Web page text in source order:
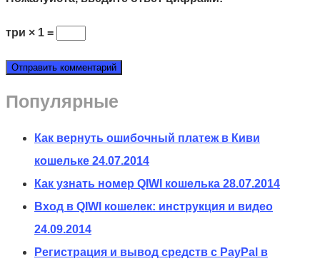
три × 1 =
Популярные
Как вернуть ошибочный платеж в Киви
кошельке 24.07.2014
Как узнать номер QIWI кошелька 28.07.2014
Вход в QIWI кошелек: инструкция и видео
24.09.2014
Регистрация и вывод средств с PayPal в